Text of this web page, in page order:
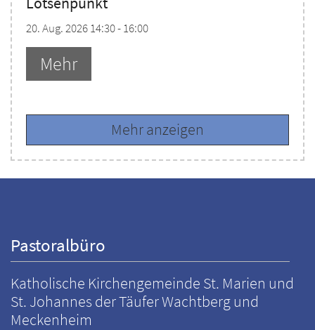
20. Aug. 2026 14:30 - 16:00
Mehr
Mehr anzeigen
Pastoralbüro
Katholische Kirchengemeinde St. Marien und
St. Johannes der Täufer Wachtberg und
Meckenheim